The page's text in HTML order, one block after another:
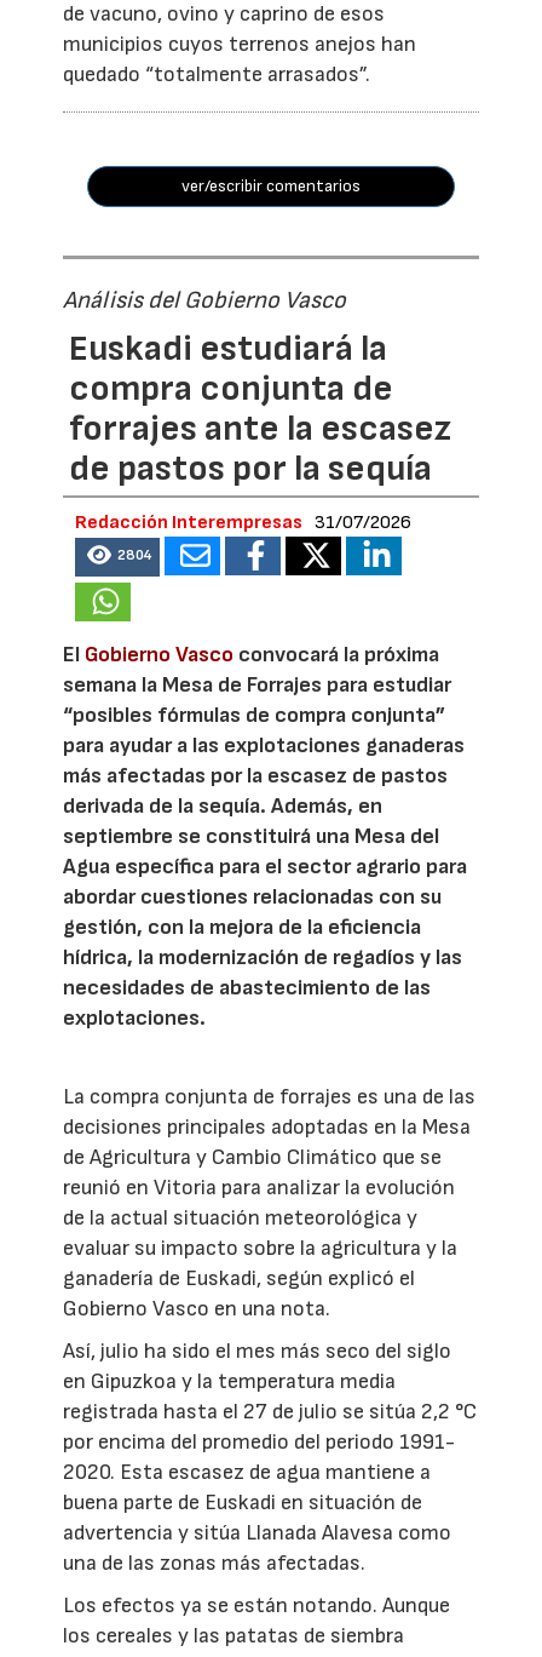
de vacuno, ovino y caprino de esos
municipios cuyos terrenos anejos han
quedado “totalmente arrasados”.
ver/escribir comentarios
Análisis del Gobierno Vasco
Euskadi estudiará la
compra conjunta de
forrajes ante la escasez
de pastos por la sequía
Redacción Interempresas 31/07/2026
2804
El Gobierno Vasco convocará la próxima
semana la Mesa de Forrajes para estudiar
“posibles fórmulas de compra conjunta”
para ayudar a las explotaciones ganaderas
más afectadas por la escasez de pastos
derivada de la sequía. Además, en
septiembre se constituirá una Mesa del
Agua específica para el sector agrario para
abordar cuestiones relacionadas con su
gestión, con la mejora de la eficiencia
hídrica, la modernización de regadíos y las
necesidades de abastecimiento de las
explotaciones.
La compra conjunta de forrajes es una de las
decisiones principales adoptadas en la Mesa
de Agricultura y Cambio Climático que se
reunió en Vitoria para analizar la evolución
de la actual situación meteorológica y
evaluar su impacto sobre la agricultura y la
ganadería de Euskadi, según explicó el
Gobierno Vasco en una nota.
Así, julio ha sido el mes más seco del siglo
en Gipuzkoa y la temperatura media
registrada hasta el 27 de julio se sitúa 2,2 °C
por encima del promedio del periodo 1991-
2020. Esta escasez de agua mantiene a
buena parte de Euskadi en situación de
advertencia y sitúa Llanada Alavesa como
una de las zonas más afectadas.
Los efectos ya se están notando. Aunque
los cereales y las patatas de siembra